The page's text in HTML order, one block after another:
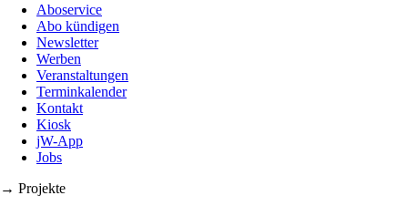
Aboservice
Abo kündigen
Newsletter
Werben
Veranstaltungen
Terminkalender
Kontakt
Kiosk
jW-App
Jobs
→ Projekte